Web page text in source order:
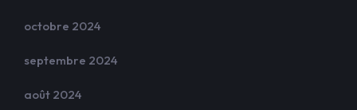
octobre 2024
septembre 2024
août 2024